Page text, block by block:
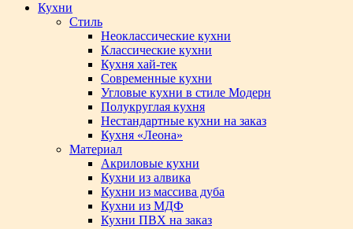
Кухни
Стиль
Неоклассические кухни
Классические кухни
Кухня хай-тек
Современные кухни
Угловые кухни в стиле Модерн
Полукруглая кухня
Нестандартные кухни на заказ
Кухня «Леона»
Материал
Акриловые кухни
Кухни из алвика
Кухни из массива дуба
Кухни из МДФ
Кухни ПВХ на заказ